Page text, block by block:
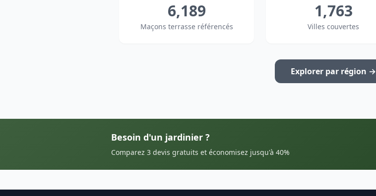
6,189
Maçons terrasse référencés
1,763
Villes couvertes
Explorer par région →
Besoin d'un jardinier ?
Comparez 3 devis gratuits et économisez jusqu'à 40%